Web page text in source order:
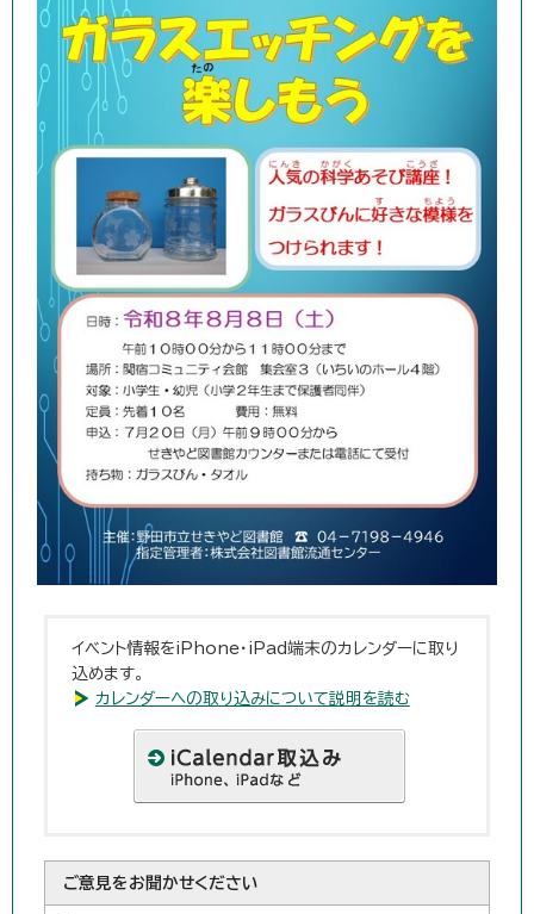
イベント情報をiPhone・iPad端末のカレンダーに取り
込めます。
カレンダーへの取り込みについて説明を読む
ご意見をお聞かせください